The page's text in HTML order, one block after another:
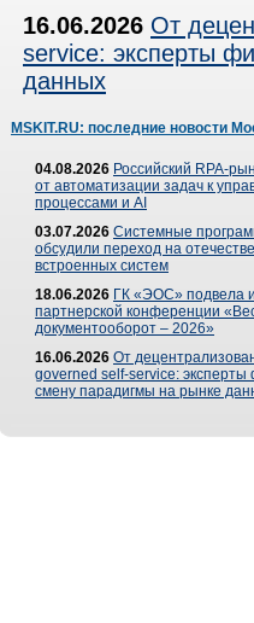
16.06.2026 От
service: эксперты
данных
MSKIT.RU: последние новости
04.08.2026 Российский RPA-
от автоматизации задач к
процессами и AI
03.07.2026 Системные
обсудили переход на
встроенных систем
18.06.2026 ГК «ЭОС» подвела
партнерской конференции
документооборот – 2026»
16.06.2026 От
governed self-service: эксперты
смену парадигмы на рынке